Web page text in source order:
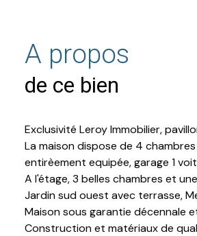
A propos
de ce bien
Exclusivité Leroy Immobilier,
La maison dispose de 4
entirèement equipée, garage 1
A l'étage, 3 belles chambres et
Jardin sud ouest avec terrasse,
Maison sous garantie décennale
Construction et matériaux de